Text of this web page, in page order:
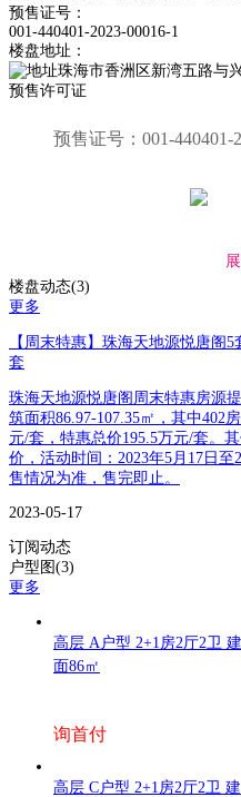
预售证号：
001-440401-2023-00016-1
楼盘地址：
珠海市香洲区新湾五路与
预售许可证
预售证号： 001-440401-
楼盘动态(3)
更多
【周末特惠】珠海天地源悦唐阁
套
珠海天地源悦唐阁周末特惠房源
筑面积86.97-107.35㎡，其中402
元/套，特惠总价195.5万元/套。
价，活动时间：2023年5月17日
售情况为准，售完即止。
2023-05-17
订阅动态
户型图(3)
更多
高层 A户型 2+1房2厅2卫 建
面86㎡
询首付
高层 C户型 2+1房2厅2卫 建